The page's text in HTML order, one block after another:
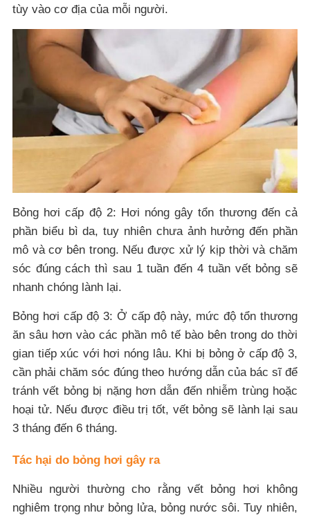
tùy vào cơ địa của mỗi người.
Bỏng hơi cấp độ 2: Hơi nóng gây tổn thương đến cả
phần biểu bì da, tuy nhiên chưa ảnh hưởng đến phần
mô và cơ bên trong. Nếu được xử lý kịp thời và chăm
sóc đúng cách thì sau 1 tuần đến 4 tuần vết bỏng sẽ
nhanh chóng lành lại.
Bỏng hơi cấp độ 3: Ở cấp độ này, mức độ tổn thương
ăn sâu hơn vào các phần mô tế bào bên trong do thời
gian tiếp xúc với hơi nóng lâu. Khi bị bỏng ở cấp độ 3,
cần phải chăm sóc đúng theo hướng dẫn của bác sĩ để
tránh vết bỏng bị nặng hơn dẫn đến nhiễm trùng hoặc
hoại tử. Nếu được điều trị tốt, vết bỏng sẽ lành lại sau
3 tháng đến 6 tháng.
Tác hại do bỏng hơi gây ra
Nhiều người thường cho rằng vết bỏng hơi không
nghiêm trọng như bỏng lửa, bỏng nước sôi. Tuy nhiên,